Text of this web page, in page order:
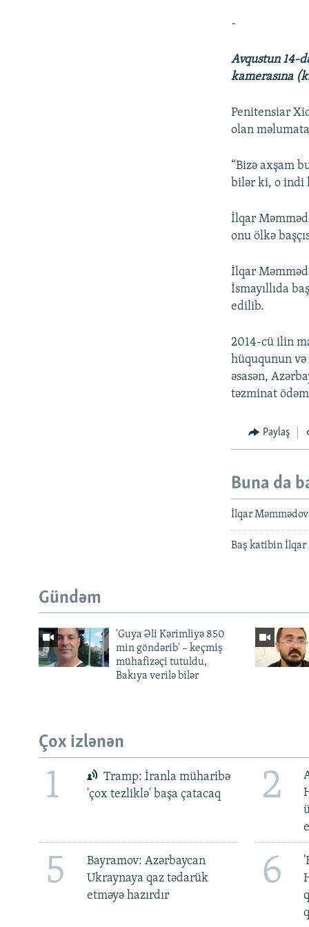
-
Avqustun 14-
kamerasına
Penitensiar
olan
“Bizə axşam
bilər ki, o indi
İlqar
onu ölkə
İlqar
İsmayıllıda
edilib.
2014-cü ilin
hüququnun və
əsasən,
təzminat
Paylaş
Buna da
İlqar
Baş katibin İlqar
Gündəm
'Guya Əli Kərimliyə 850
min göndərib' – keçmiş
mühafizəçi tutuldu,
Bakıya verilə bilər
Çox izlənən
1
Tramp: İranla müharibə
'çox tezliklə' başa çatacaq
2
5
Bayramov: Azərbaycan
Ukraynaya qaz tədarük
etməyə hazırdır
6